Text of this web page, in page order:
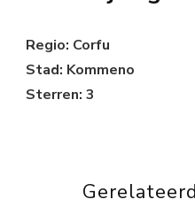
Regio: Corfu
Stad: Kommeno
Sterren: 3